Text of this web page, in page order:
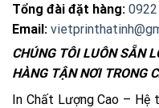
Tổng đài đặt hàng:
Email:
CHÚNG TÔI LUÔN SẴN
HÀNG TẬN NƠI TRONG
In Chất Lượng Cao – Hệ